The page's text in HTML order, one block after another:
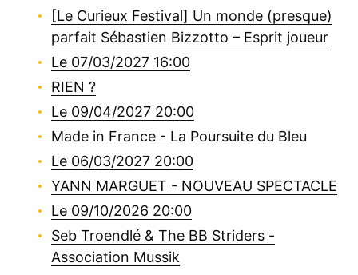
[Le Curieux Festival] Un monde (presque)
parfait Sébastien Bizzotto – Esprit joueur
Le 07/03/2027 16:00
RIEN ?
Le 09/04/2027 20:00
Made in France - La Poursuite du Bleu
Le 06/03/2027 20:00
YANN MARGUET - NOUVEAU SPECTACLE
Le 09/10/2026 20:00
Seb Troendlé & The BB Striders -
Association Mussik